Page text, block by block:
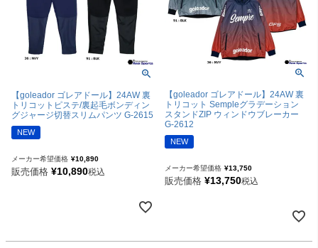
【goleador ゴレアドール】24AW 裏
トリコットピステ/裏起毛ボンディン
グジャージ切替スリムパンツ G-2615
NEW
メーカー希望価格 ¥10,890
販売価格 ¥10,890税込
【goleador ゴレアドール】24AW 裏
トリコット Sempleグラデーション
スタンドZIP ウィンドウブレーカー
G-2612
NEW
メーカー希望価格 ¥13,750
販売価格 ¥13,750税込